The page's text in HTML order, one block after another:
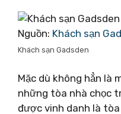
Nguồn: Khách sạn
Khách sạn Gadsden
Mặc dù không hẳn là
những tòa nhà chọc
được vinh danh là